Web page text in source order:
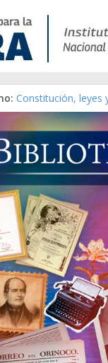
Constitución, leyes
Una Parálisis
Modesta Bor
Gaceta Oficial de la
Catálogo temático